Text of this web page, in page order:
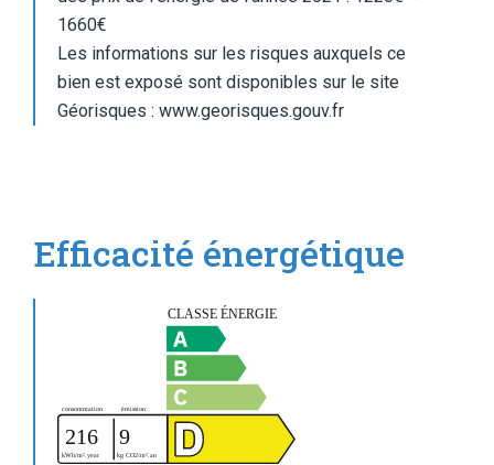
1660€
Les informations sur les risques auxquels ce
bien est exposé sont disponibles sur le site
Géorisques : www.georisques.gouv.fr
Efficacité énergétique